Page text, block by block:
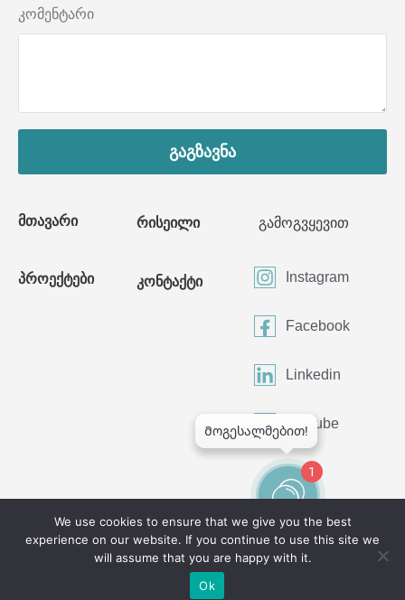
©2024 All Rights Reserved
მთავარი
პროექტები
რისეილი
კონტაქტი
გამოგვყევით
Instagram
Facebook
Linkedin
Youtube
კომენტარი
გაგზავნა
1
We use cookies to ensure that we give you the best
experience on our website. If you continue to use this site we
will assume that you are happy with it.
Ok